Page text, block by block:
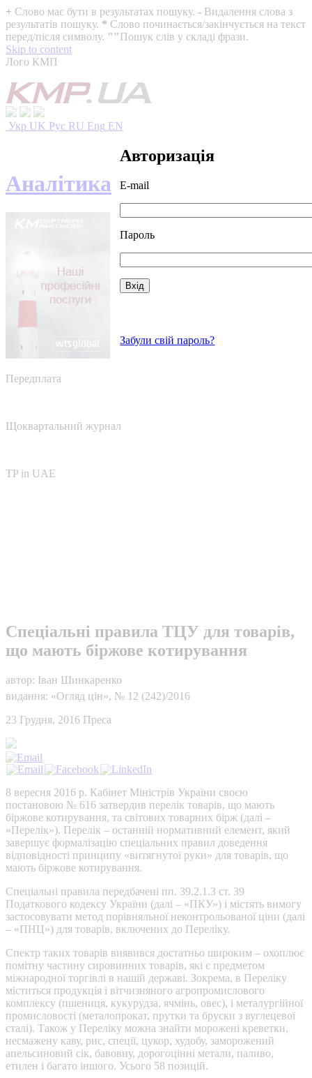
+ Слово має бути в результатах пошуку. - Видалення слова з
результатів пошуку. * Слово починається/закінчується на текст
перед/після символу. ""Пошук слів у складі фрази.
Skip to content
Лого КМП
Укр UK Рус RU Eng EN
Авторизація
E-mail
Пароль
Забули свій пароль?
Аналітика
Передплата
Щоквартальний журнал
TP in UAE
Спеціальні правила ТЦУ для товарів,
що мають біржове котирування
автор: Іван Шинкаренко
видання: «Огляд цін», № 12 (242)/2016
23 Грудня, 2016 Преса
8 вересня 2016 р. Кабінет Міністрів України своєю
постановою № 616 затвердив перелік товарів, що мають
біржове котирування, та світових товарних бірж (далі –
«Перелік»). Перелік – останній нормативний елемент, який
завершує формалізацію спеціальних правил доведення
відповідності принципу «витягнутої руки» для товарів, що
мають біржове котирування.
Спеціальні правила передбачені пп. 39.2.1.3 ст. 39
Податкового кодексу України (далі – «ПКУ») і містять вимогу
застосовувати метод порівняльної неконтрольованої ціни (далі
– «ПНЦ») для товарів, включених до Переліку.
Спектр таких товарів виявився достатньо широким – охоплює
помітну частину сировинних товарів, які є предметом
міжнародної торгівлі в нашій державі. Зокрема, в Переліку
міститься продукція і вітчизняного агропромислового
комплексу (пшениця, кукурудза, ячмінь, овес), і металургійної
промисловості (металопрокат, прутки та бруски з вуглецевої
сталі). Також у Переліку можна знайти морожені креветки,
несмажену каву, рис, спеції, цукор, худобу, заморожений
апельсиновий сік, бавовну, дорогоцінні метали, паливо,
етилен і багато іншого. Усього 58 позицій.